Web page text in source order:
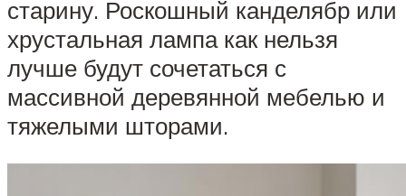
старину. Роскошный канделябр или
хрустальная лампа как нельзя
лучше будут сочетаться с
массивной деревянной мебелью и
тяжелыми шторами.